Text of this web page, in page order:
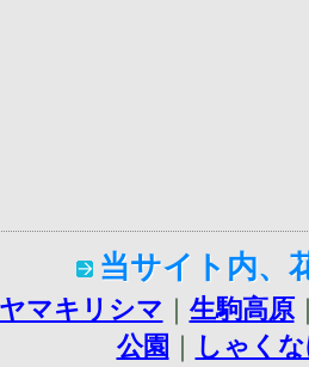
当サイト内、
マキリシマ ｜ 生駒高原
公園 ｜ しゃく